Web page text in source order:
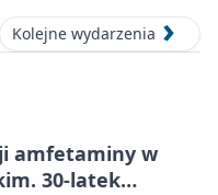
Kolejne wydarzenia
amfetaminy w
30-latek